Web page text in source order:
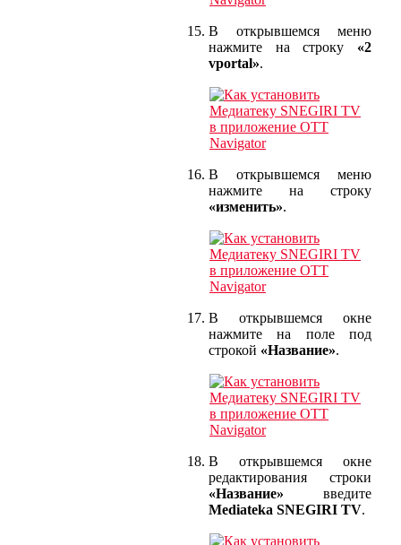
В открывшемся меню
нажмите на строку «2
vportal».
В открывшемся меню
нажмите на строку
«изменить».
В открывшемся окне
нажмите на поле под
строкой «Название».
В открывшемся окне
редактирования строки
«Название» введите
Mediateka SNEGIRI TV.